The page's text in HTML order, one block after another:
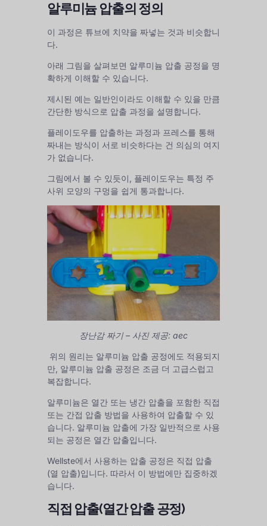
알루미늄 압출의 정의
이 과정은 튜브에 치약을 짜넣는 것과 비슷합니
다.
아래 그림을 살펴보면 알루미늄 압출 공정을 명
확하게 이해할 수 있습니다.
제시된 예는 일반인이라도 이해할 수 있을 만큼
간단한 방식으로 압출 과정을 설명합니다.
플레이도우를 압출하는 과정과 프레스를 통해
짜내는 방식이 서로 비슷하다는 건 의심의 여지
가 없습니다.
그림에서 볼 수 있듯이, 플레이도우는 특정 주
사위 모양의 구멍을 쉽게 통과합니다.
장난감 짜기 – 사진 제공: aec
위의 원리는 알루미늄 압출 공정에도 적용되지
만, 알루미늄 압출 공정은 조금 더 고급스럽고
복잡합니다.
알루미늄은 열간 또는 냉간 압출을 포함한 직접
또는 간접 압출 방법을 사용하여 압출할 수 있
습니다. 알루미늄 압출에 가장 일반적으로 사용
되는 공정은 열간 압출입니다.
Wellste에서 사용하는 압출 공정은 직접 압출
(열 압출)입니다. 따라서 이 방법에만 집중하겠
습니다.
직접 압출(열간 압출 공정)